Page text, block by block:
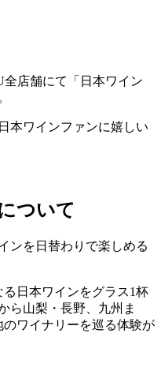
店舗にて「日本ワイン
本ワインファンに嬉しい
ついて
ンを日替わりで楽しめる
日本ワインをグラス1杯
ら山梨・長野、九州ま
ワイナリーを巡る体験が